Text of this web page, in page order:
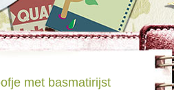
met basmatirijst